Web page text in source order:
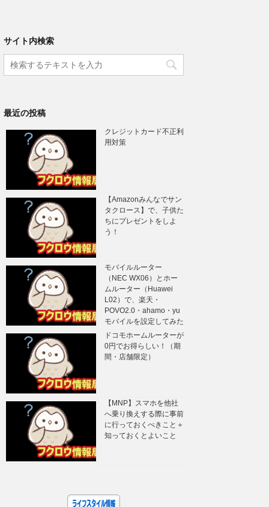
サイト内検索
最近の投稿
クレジットカード不正利
用対策
【Amazonみんなでサン
タクロース】で、子供た
ちにプレゼントをしよ
う！
モバイルルーター
（NEC WX06）とホー
ムルーター（Huawei
L02）で、楽天・
POVO2.0・ahamo・yu
モバイルを設定してみた
ドコモホームルーターが
0円でお得らしい！（期
間・店舗限定）
【MNP】スマホを他社
へ乗り換えする際に事前
に行っておくべきこと＋
知っておくとよいこと